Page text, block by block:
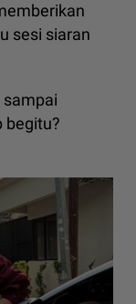
sesi siaran
begitu?